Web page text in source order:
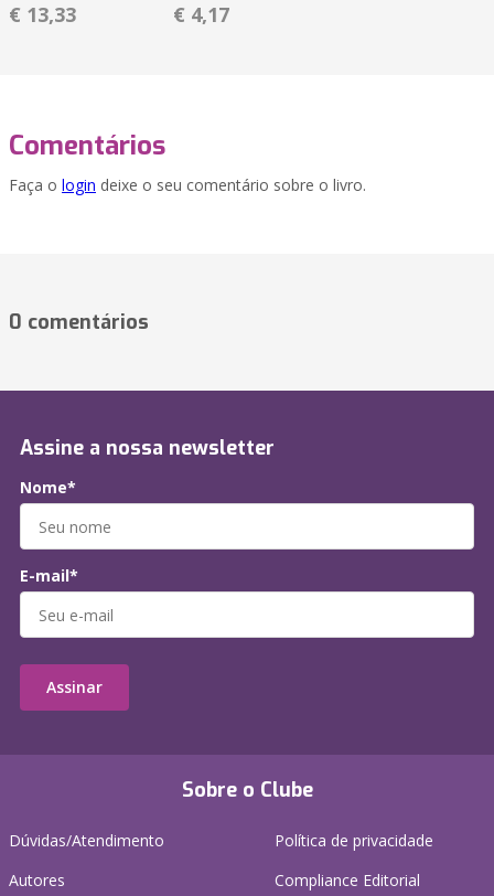
€ 13,33 € 4,17
Comentários
Faça o login deixe o seu comentário sobre o livro.
0 comentários
Sobre o Clube
Dúvidas/Atendimento
Autores
Política de privacidade
Compliance Editorial
Assine a nossa newsletter
Nome*
E-mail*
Assinar